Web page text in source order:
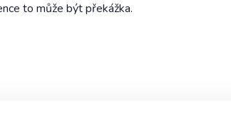
to může být překážka.